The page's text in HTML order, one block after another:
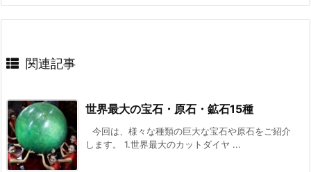
関連記事
世界最大の宝石・原石・鉱石15種
今回は、様々な種類の巨大な宝石や原石をご紹介
します。 1.世界最大のカットダイヤ ...